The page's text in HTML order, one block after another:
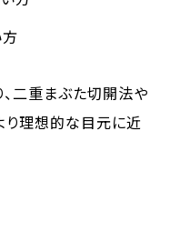
二重まぶた切開法や
り理想的な目元に近